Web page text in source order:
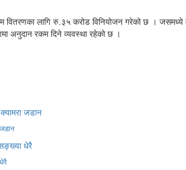
वितरणका लागि रु.३५ करोड विनियोजन गरेको छ ।
अनुदान रकम दिने व्यवस्था रहेको छ ।